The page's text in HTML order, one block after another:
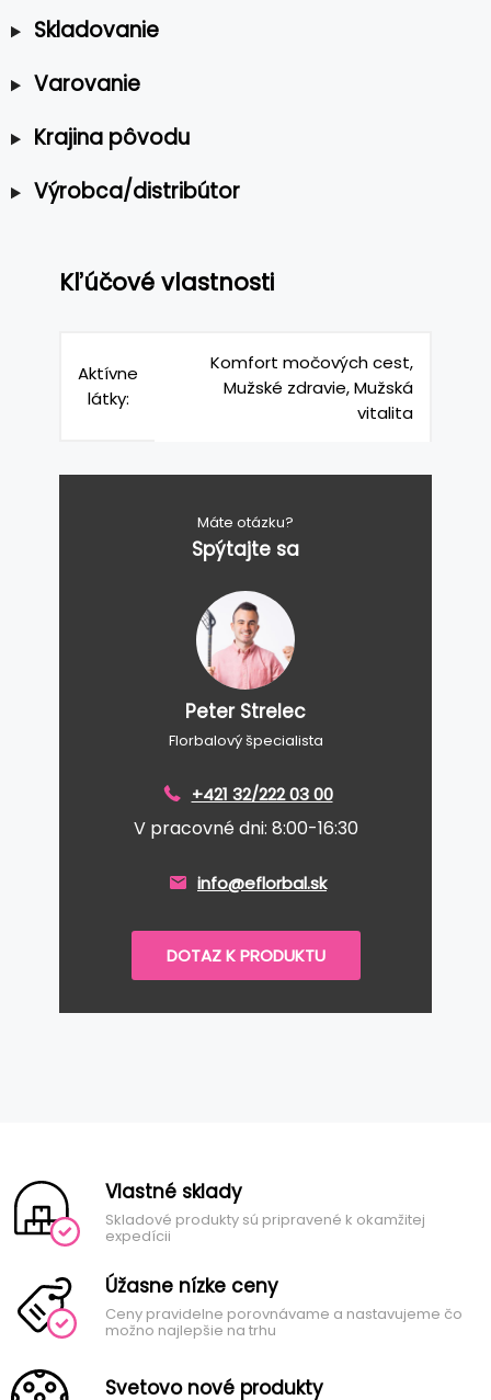
Skladovanie
Varovanie
Krajina pôvodu
Výrobca/distribútor
Kľúčové vlastnosti
Aktívne
látky:
Komfort močových cest,
Mužské zdravie, Mužská
vitalita
Máte otázku?
Spýtajte sa
Peter Strelec
Florbalový špecialista
+421 32/222 03 00
V pracovné dni: 8:00-16:30
info@eflorbal.sk
DOTAZ K PRODUKTU
Vlastné sklady
Skladové produkty sú pripravené k okamžitej
expedícii
Úžasne nízke ceny
Ceny pravidelne porovnávame a nastavujeme čo
možno najlepšie na trhu
Svetovo nové produkty